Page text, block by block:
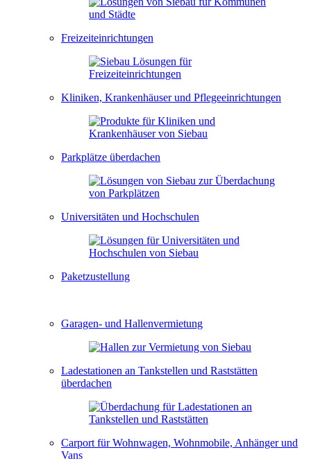
Freizeiteinrichtungen
Kliniken, Krankenhäuser und Pflegeeinrichtungen
Parkplätze überdachen
Universitäten und Hochschulen
Paketzustellung
Garagen- und Hallenvermietung
Ladestationen an Tankstellen und Raststätten
überdachen
Carport für Wohnwagen, Wohnmobile, Anhänger und
Vans